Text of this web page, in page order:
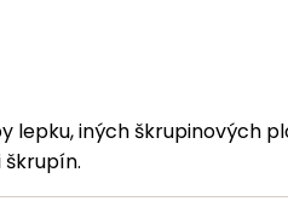
lepku, iných škrupinových
škrupín.